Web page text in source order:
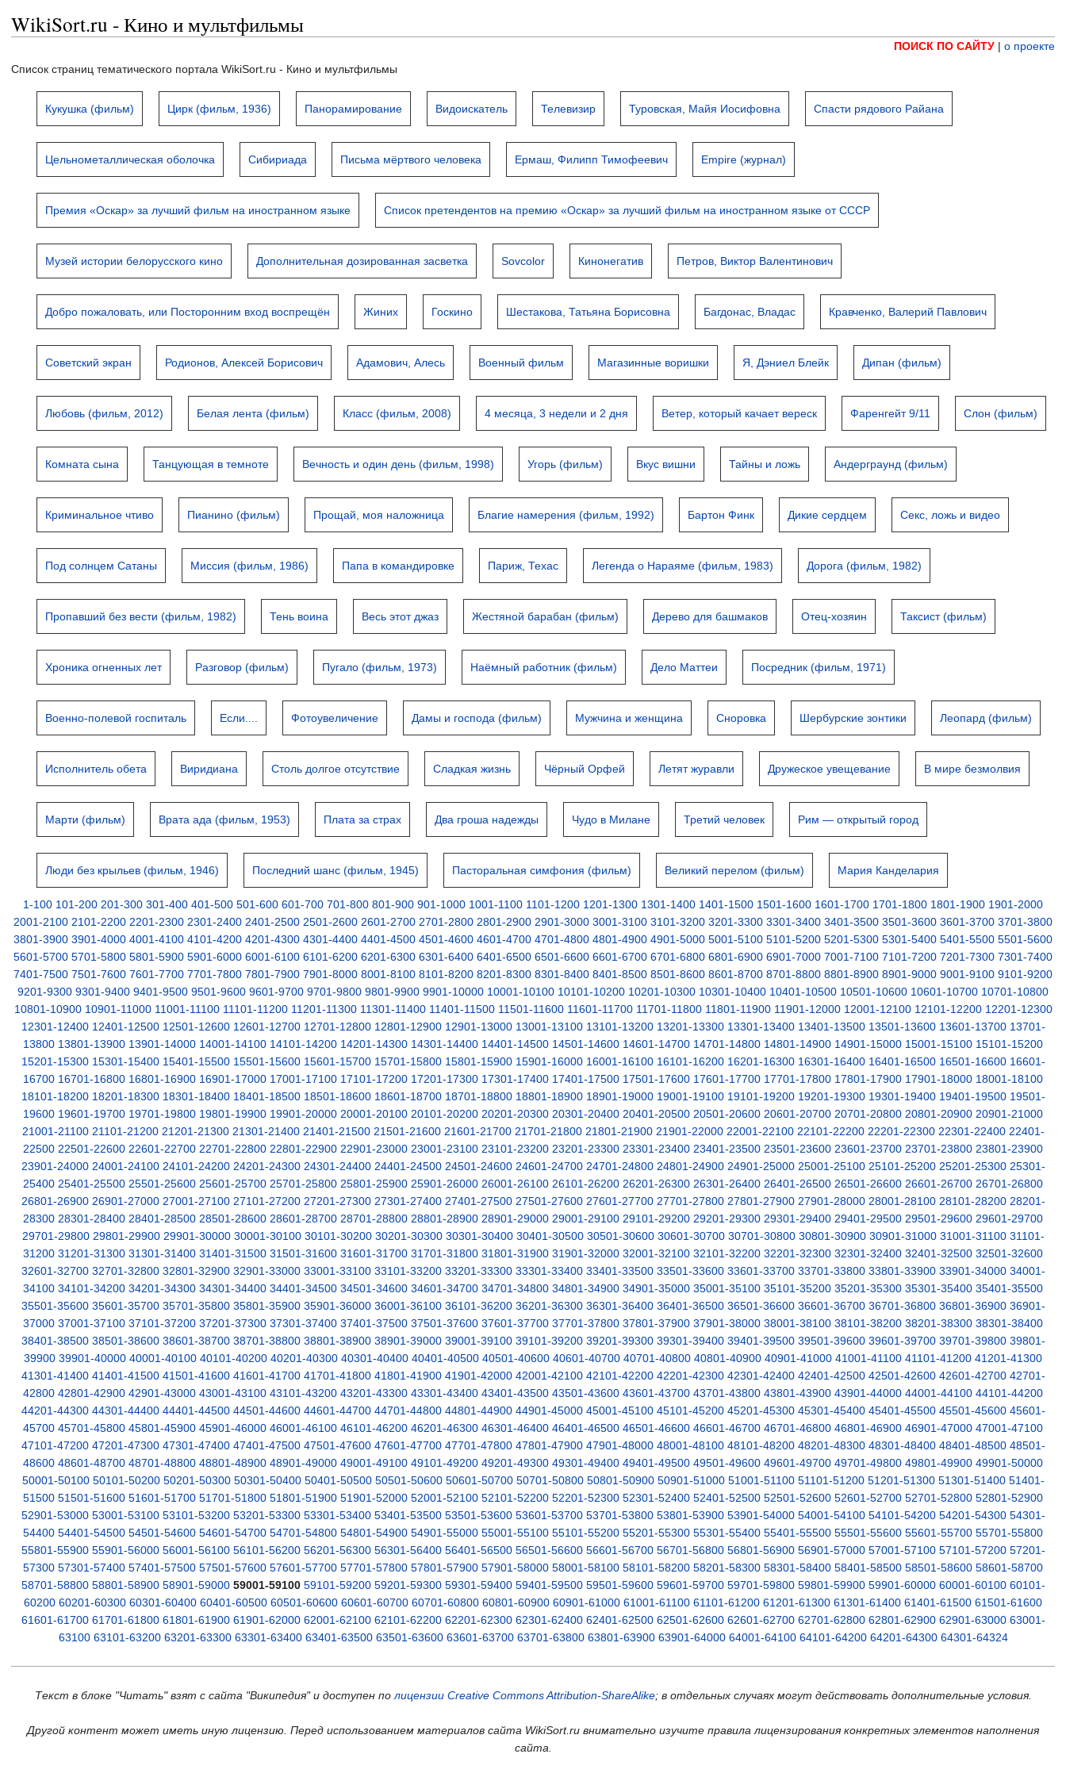
WikiSort.ru - Кино и мультфильмы
ПОИСК ПО САЙТУ | о проекте
Список страниц тематического портала WikiSort.ru - Кино и мультфильмы
Кукушка (фильм) Цирк (фильм, 1936) Панорамирование Видоискатель Телевизир Туровская, Майя Иосифовна Спасти рядового Райана
Цельнометаллическая оболочка Сибириада Письма мёртвого человека Ермаш, Филипп Тимофеевич Empire (журнал)
Премия «Оскар» за лучший фильм на иностранном языке Список претендентов на премию «Оскар» за лучший фильм на иностранном языке от СССР
Музей истории белорусского кино Дополнительная дозированная засветка Sovcolor Кинонегатив Петров, Виктор Валентинович
Добро пожаловать, или Посторонним вход воспрещён Жиних Госкино Шестакова, Татьяна Борисовна Багдонас, Владас Кравченко, Валерий Павлович
Советский экран Родионов, Алексей Борисович Адамович, Алесь Военный фильм Магазинные воришки Я, Дэниел Блейк Дипан (фильм)
Любовь (фильм, 2012) Белая лента (фильм) Класс (фильм, 2008) 4 месяца, 3 недели и 2 дня Ветер, который качает вереск Фаренгейт 9/11 Слон (фильм)
Комната сына Танцующая в темноте Вечность и один день (фильм, 1998) Угорь (фильм) Вкус вишни Тайны и ложь Андерграунд (фильм)
Криминальное чтиво Пианино (фильм) Прощай, моя наложница Благие намерения (фильм, 1992) Бартон Финк Дикие сердцем Секс, ложь и видео
Под солнцем Сатаны Миссия (фильм, 1986) Папа в командировке Париж, Техас Легенда о Нараяме (фильм, 1983) Дорога (фильм, 1982)
Пропавший без вести (фильм, 1982) Тень воина Весь этот джаз Жестяной барабан (фильм) Дерево для башмаков Отец-хозяин Таксист (фильм)
Хроника огненных лет Разговор (фильм) Пугало (фильм, 1973) Наёмный работник (фильм) Дело Маттеи Посредник (фильм, 1971)
Военно-полевой госпиталь Если.... Фотоувеличение Дамы и господа (фильм) Мужчина и женщина Сноровка Шербурские зонтики Леопард (фильм)
Исполнитель обета Виридиана Столь долгое отсутствие Сладкая жизнь Чёрный Орфей Летят журавли Дружеское увещевание В мире безмолвия
Марти (фильм) Врата ада (фильм, 1953) Плата за страх Два гроша надежды Чудо в Милане Третий человек Рим — открытый город
Люди без крыльев (фильм, 1946) Последний шанс (фильм, 1945) Пасторальная симфония (фильм) Великий перелом (фильм) Мария Канделария
1-100 101-200 201-300 301-400 401-500 501-600 601-700 701-800 801-900 901-1000 1001-1100 1101-1200 1201-1300 1301-1400 1401-1500 1501-1600 1601-1700 1701-1800 1801-1900 1901-2000
2001-2100 2101-2200 2201-2300 2301-2400 2401-2500 2501-2600 2601-2700 2701-2800 2801-2900 2901-3000 3001-3100 3101-3200 3201-3300 3301-3400 3401-3500 3501-3600 3601-3700 3701-3800
3801-3900 3901-4000 4001-4100 4101-4200 4201-4300 4301-4400 4401-4500 4501-4600 4601-4700 4701-4800 4801-4900 4901-5000 5001-5100 5101-5200 5201-5300 5301-5400 5401-5500 5501-5600
5601-5700 5701-5800 5801-5900 5901-6000 6001-6100 6101-6200 6201-6300 6301-6400 6401-6500 6501-6600 6601-6700 6701-6800 6801-6900 6901-7000 7001-7100 7101-7200 7201-7300 7301-7400
7401-7500 7501-7600 7601-7700 7701-7800 7801-7900 7901-8000 8001-8100 8101-8200 8201-8300 8301-8400 8401-8500 8501-8600 8601-8700 8701-8800 8801-8900 8901-9000 9001-9100 9101-9200
9201-9300 9301-9400 9401-9500 9501-9600 9601-9700 9701-9800 9801-9900 9901-10000 10001-10100 10101-10200 10201-10300 10301-10400 10401-10500 10501-10600 10601-10700 10701-10800
10801-10900 10901-11000 11001-11100 11101-11200 11201-11300 11301-11400 11401-11500 11501-11600 11601-11700 11701-11800 11801-11900 11901-12000 12001-12100 12101-12200 12201-12300
12301-12400 12401-12500 12501-12600 12601-12700 12701-12800 12801-12900 12901-13000 13001-13100 13101-13200 13201-13300 13301-13400 13401-13500 13501-13600 13601-13700 13701-
13800 13801-13900 13901-14000 14001-14100 14101-14200 14201-14300 14301-14400 14401-14500 14501-14600 14601-14700 14701-14800 14801-14900 14901-15000 15001-15100 15101-15200
15201-15300 15301-15400 15401-15500 15501-15600 15601-15700 15701-15800 15801-15900 15901-16000 16001-16100 16101-16200 16201-16300 16301-16400 16401-16500 16501-16600 16601-
16700 16701-16800 16801-16900 16901-17000 17001-17100 17101-17200 17201-17300 17301-17400 17401-17500 17501-17600 17601-17700 17701-17800 17801-17900 17901-18000 18001-18100
18101-18200 18201-18300 18301-18400 18401-18500 18501-18600 18601-18700 18701-18800 18801-18900 18901-19000 19001-19100 19101-19200 19201-19300 19301-19400 19401-19500 19501-
19600 19601-19700 19701-19800 19801-19900 19901-20000 20001-20100 20101-20200 20201-20300 20301-20400 20401-20500 20501-20600 20601-20700 20701-20800 20801-20900 20901-21000
21001-21100 21101-21200 21201-21300 21301-21400 21401-21500 21501-21600 21601-21700 21701-21800 21801-21900 21901-22000 22001-22100 22101-22200 22201-22300 22301-22400 22401-
22500 22501-22600 22601-22700 22701-22800 22801-22900 22901-23000 23001-23100 23101-23200 23201-23300 23301-23400 23401-23500 23501-23600 23601-23700 23701-23800 23801-23900
23901-24000 24001-24100 24101-24200 24201-24300 24301-24400 24401-24500 24501-24600 24601-24700 24701-24800 24801-24900 24901-25000 25001-25100 25101-25200 25201-25300 25301-
25400 25401-25500 25501-25600 25601-25700 25701-25800 25801-25900 25901-26000 26001-26100 26101-26200 26201-26300 26301-26400 26401-26500 26501-26600 26601-26700 26701-26800
26801-26900 26901-27000 27001-27100 27101-27200 27201-27300 27301-27400 27401-27500 27501-27600 27601-27700 27701-27800 27801-27900 27901-28000 28001-28100 28101-28200 28201-
28300 28301-28400 28401-28500 28501-28600 28601-28700 28701-28800 28801-28900 28901-29000 29001-29100 29101-29200 29201-29300 29301-29400 29401-29500 29501-29600 29601-29700
29701-29800 29801-29900 29901-30000 30001-30100 30101-30200 30201-30300 30301-30400 30401-30500 30501-30600 30601-30700 30701-30800 30801-30900 30901-31000 31001-31100 31101-
31200 31201-31300 31301-31400 31401-31500 31501-31600 31601-31700 31701-31800 31801-31900 31901-32000 32001-32100 32101-32200 32201-32300 32301-32400 32401-32500 32501-32600
32601-32700 32701-32800 32801-32900 32901-33000 33001-33100 33101-33200 33201-33300 33301-33400 33401-33500 33501-33600 33601-33700 33701-33800 33801-33900 33901-34000 34001-
34100 34101-34200 34201-34300 34301-34400 34401-34500 34501-34600 34601-34700 34701-34800 34801-34900 34901-35000 35001-35100 35101-35200 35201-35300 35301-35400 35401-35500
35501-35600 35601-35700 35701-35800 35801-35900 35901-36000 36001-36100 36101-36200 36201-36300 36301-36400 36401-36500 36501-36600 36601-36700 36701-36800 36801-36900 36901-
37000 37001-37100 37101-37200 37201-37300 37301-37400 37401-37500 37501-37600 37601-37700 37701-37800 37801-37900 37901-38000 38001-38100 38101-38200 38201-38300 38301-38400
38401-38500 38501-38600 38601-38700 38701-38800 38801-38900 38901-39000 39001-39100 39101-39200 39201-39300 39301-39400 39401-39500 39501-39600 39601-39700 39701-39800 39801-
39900 39901-40000 40001-40100 40101-40200 40201-40300 40301-40400 40401-40500 40501-40600 40601-40700 40701-40800 40801-40900 40901-41000 41001-41100 41101-41200 41201-41300
41301-41400 41401-41500 41501-41600 41601-41700 41701-41800 41801-41900 41901-42000 42001-42100 42101-42200 42201-42300 42301-42400 42401-42500 42501-42600 42601-42700 42701-
42800 42801-42900 42901-43000 43001-43100 43101-43200 43201-43300 43301-43400 43401-43500 43501-43600 43601-43700 43701-43800 43801-43900 43901-44000 44001-44100 44101-44200
44201-44300 44301-44400 44401-44500 44501-44600 44601-44700 44701-44800 44801-44900 44901-45000 45001-45100 45101-45200 45201-45300 45301-45400 45401-45500 45501-45600 45601-
45700 45701-45800 45801-45900 45901-46000 46001-46100 46101-46200 46201-46300 46301-46400 46401-46500 46501-46600 46601-46700 46701-46800 46801-46900 46901-47000 47001-47100
47101-47200 47201-47300 47301-47400 47401-47500 47501-47600 47601-47700 47701-47800 47801-47900 47901-48000 48001-48100 48101-48200 48201-48300 48301-48400 48401-48500 48501-
48600 48601-48700 48701-48800 48801-48900 48901-49000 49001-49100 49101-49200 49201-49300 49301-49400 49401-49500 49501-49600 49601-49700 49701-49800 49801-49900 49901-50000
50001-50100 50101-50200 50201-50300 50301-50400 50401-50500 50501-50600 50601-50700 50701-50800 50801-50900 50901-51000 51001-51100 51101-51200 51201-51300 51301-51400 51401-
51500 51501-51600 51601-51700 51701-51800 51801-51900 51901-52000 52001-52100 52101-52200 52201-52300 52301-52400 52401-52500 52501-52600 52601-52700 52701-52800 52801-52900
52901-53000 53001-53100 53101-53200 53201-53300 53301-53400 53401-53500 53501-53600 53601-53700 53701-53800 53801-53900 53901-54000 54001-54100 54101-54200 54201-54300 54301-
54400 54401-54500 54501-54600 54601-54700 54701-54800 54801-54900 54901-55000 55001-55100 55101-55200 55201-55300 55301-55400 55401-55500 55501-55600 55601-55700 55701-55800
55801-55900 55901-56000 56001-56100 56101-56200 56201-56300 56301-56400 56401-56500 56501-56600 56601-56700 56701-56800 56801-56900 56901-57000 57001-57100 57101-57200 57201-
57300 57301-57400 57401-57500 57501-57600 57601-57700 57701-57800 57801-57900 57901-58000 58001-58100 58101-58200 58201-58300 58301-58400 58401-58500 58501-58600 58601-58700
58701-58800 58801-58900 58901-59000 59001-59100 59101-59200 59201-59300 59301-59400 59401-59500 59501-59600 59601-59700 59701-59800 59801-59900 59901-60000 60001-60100 60101-
60200 60201-60300 60301-60400 60401-60500 60501-60600 60601-60700 60701-60800 60801-60900 60901-61000 61001-61100 61101-61200 61201-61300 61301-61400 61401-61500 61501-61600
61601-61700 61701-61800 61801-61900 61901-62000 62001-62100 62101-62200 62201-62300 62301-62400 62401-62500 62501-62600 62601-62700 62701-62800 62801-62900 62901-63000 63001-
63100 63101-63200 63201-63300 63301-63400 63401-63500 63501-63600 63601-63700 63701-63800 63801-63900 63901-64000 64001-64100 64101-64200 64201-64300 64301-64324
Текст в блоке "Читать" взят с сайта "Википедия" и доступен по лицензии Creative Commons Attribution-ShareAlike; в отдельных случаях могут действовать дополнительные условия.
Другой контент может иметь иную лицензию. Перед использованием материалов сайта WikiSort.ru внимательно изучите правила лицензирования конкретных элементов наполнения
сайта.